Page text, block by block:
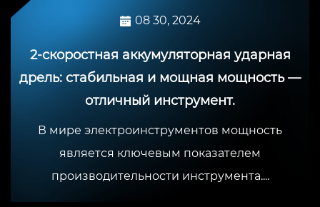
08 30, 2024
2-скоростная аккумуляторная ударная
дрель: стабильная и мощная мощность —
отличный инструмент.
В мире электроинструментов мощность
является ключевым показателем
производительности инструмента....